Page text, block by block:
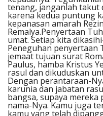
tenang, janganlah takut
karena kedua puntung
kepanasan amarah
Remalya.Penyertaan
umat. Setiap kita
Peneguhan penyertaan
jemaat tujuan surat
Paulus, hamba Kristus
rasul dan dikuduskan
Dengan perantaraan-
karunia dan jabatan
bangsa, supaya mereka
nama-Nya. Kamu juga
kamu yang telah